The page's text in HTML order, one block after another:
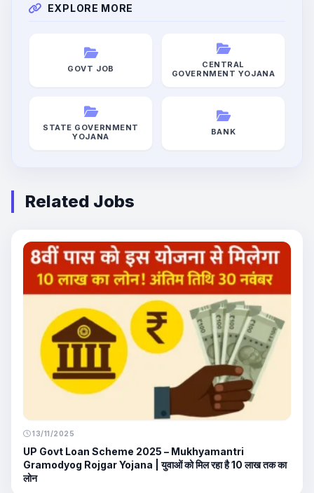
EXPLORE MORE
GOVT JOB
CENTRAL
GOVERNMENT YOJANA
STATE GOVERNMENT
YOJANA
BANK
Related Jobs
13/11/2025
UP Govt Loan Scheme 2025 – Mukhyamantri
Gramodyog Rojgar Yojana | युवाओं को मिल रहा है 10 लाख तक का
लोन